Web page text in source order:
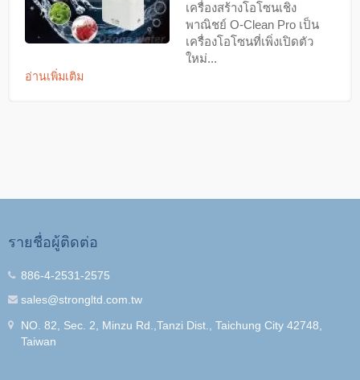
เครื่องสร้างโอโซนเชิง
พาณิชย์ O-Clean Pro เป็น
เครื่องโอโซนที่เพิ่งเปิดตัว
ใหม่...
อ่านเพิ่มเติม
รายชื่อผู้ติดต่อ
886-4-2531-2575
sales@strongltd.com.tw
NO. 82, Sec. 2, Minzu Rd.,Tanzi Dist., Taichung City 42748,
Taiwan